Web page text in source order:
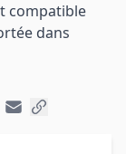
compatible
dans